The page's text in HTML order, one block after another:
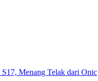
Menang Telak dari Onic